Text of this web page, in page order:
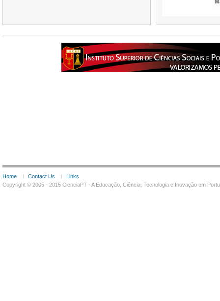
Home Contact Us
Links
Copyright © 2005 - 2015 CienciaPT - A Educação, Ciência, Tecnologia e Inovação em